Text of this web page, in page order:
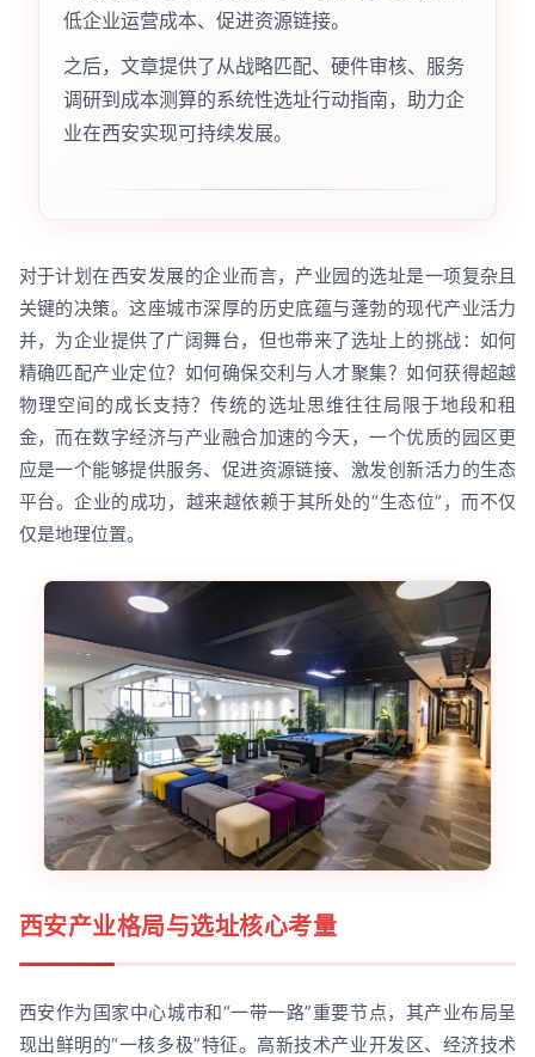
低企业运营成本、促进资源链接。
之后，文章提供了从战略匹配、硬件审核、服务
调研到成本测算的系统性选址行动指南，助力企
业在西安实现可持续发展。
对于计划在西安发展的企业而言，产业园的选址是一项复杂且
关键的决策。这座城市深厚的历史底蕴与蓬勃的现代产业活力
并，为企业提供了广阔舞台，但也带来了选址上的挑战：如何
精确匹配产业定位？如何确保交利与人才聚集？如何获得超越
物理空间的成长支持？传统的选址思维往往局限于地段和租
金，而在数字经济与产业融合加速的今天，一个优质的园区更
应是一个能够提供服务、促进资源链接、激发创新活力的生态
平台。企业的成功，越来越依赖于其所处的“生态位”，而不仅
仅是地理位置。
西安产业格局与选址核心考量
西安作为国家中心城市和“一带一路”重要节点，其产业布局呈
现出鲜明的“一核多极”特征。高新技术产业开发区、经济技术